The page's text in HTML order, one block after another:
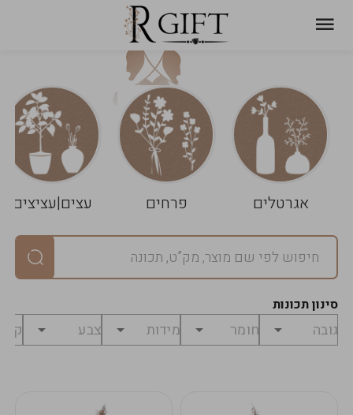
אגרטלים פרחים עצים|עציצים
סינון תכונות
עגלת
שלך
ניקוי
הסל
במארז
מחיר
לפני
₪0